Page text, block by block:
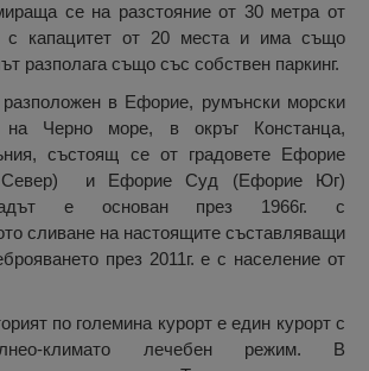
се на разстояние от 30 метра от
с капацитет от 20 места и има също
разполага също със собствен паркинг.
в Ефорие, румънски морски
Черно море, в окръг Констанца,
състоящ се от градовете Ефорие
и Ефорие Суд (Ефорие Юг)
е основан през 1966г. с
сливане на настоящите съставляващи
през 2011г. е с население от
по големина курорт е един курорт с
климато лечебен режим. В